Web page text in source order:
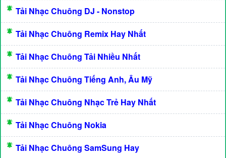
Tải Nhạc Chuông DJ - Nonstop
Tải Nhạc Chuông Remix Hay Nhất
Tải Nhạc Chuông Tải Nhiều Nhất
Tải Nhạc Chuông Tiếng Anh, Âu Mỹ
Tải Nhạc Chuông Nhạc Trẻ Hay Nhất
Tải Nhạc Chuông Nokia
Tải Nhạc Chuông SamSung Hay